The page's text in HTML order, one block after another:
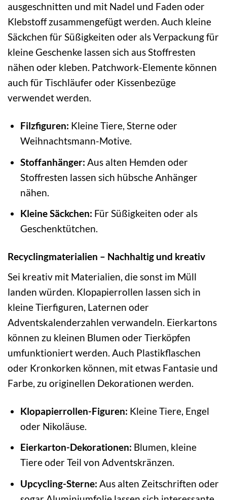
ausgeschnitten und mit Nadel und Faden oder
Klebstoff zusammengefügt werden. Auch kleine
Säckchen für Süßigkeiten oder als Verpackung für
kleine Geschenke lassen sich aus Stoffresten
nähen oder kleben. Patchwork-Elemente können
auch für Tischläufer oder Kissenbezüge
verwendet werden.
Filzfiguren: Kleine Tiere, Sterne oder
Weihnachtsmann-Motive.
Stoffanhänger: Aus alten Hemden oder
Stoffresten lassen sich hübsche Anhänger
nähen.
Kleine Säckchen: Für Süßigkeiten oder als
Geschenktütchen.
Recyclingmaterialien – Nachhaltig und kreativ
Sei kreativ mit Materialien, die sonst im Müll
landen würden. Klopapierrollen lassen sich in
kleine Tierfiguren, Laternen oder
Adventskalenderzahlen verwandeln. Eierkartons
können zu kleinen Blumen oder Tierköpfen
umfunktioniert werden. Auch Plastikflaschen
oder Kronkorken können, mit etwas Fantasie und
Farbe, zu originellen Dekorationen werden.
Klopapierrollen-Figuren: Kleine Tiere, Engel
oder Nikoläuse.
Eierkarton-Dekorationen: Blumen, kleine
Tiere oder Teil von Adventskränzen.
Upcycling-Sterne: Aus alten Zeitschriften oder